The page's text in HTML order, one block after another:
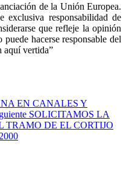
de la Unión Europea.
exclusiva responsabilidad de
que refleje la opinión
hacerse responsable del
aquí vertida”
EN CANALES Y
SOLICITAMOS LA
DE EL CORTIJO